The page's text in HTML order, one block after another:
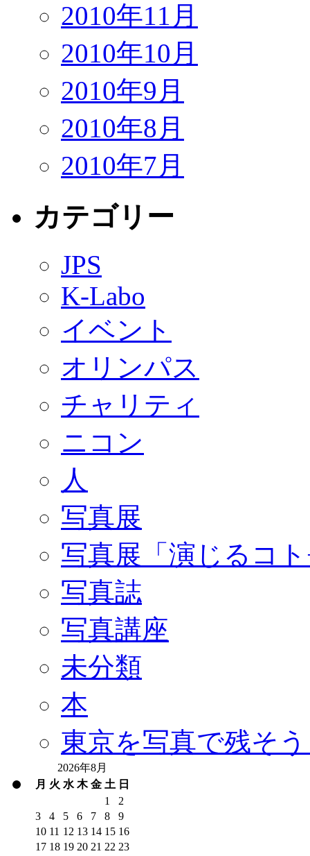
2010年11月
2010年10月
2010年9月
2010年8月
2010年7月
カテゴリー
JPS
K-Labo
イベント
オリンパス
チャリティ
ニコン
人
写真展
写真展「演じるコ
写真誌
写真講座
未分類
本
東京を写真で残そ
2026年8月
月 火 水 木 金 土 日
1
2
3
4 5 6 7 8
9
10 11 12 13 14 15 16
17 18 19 20 21 22 23